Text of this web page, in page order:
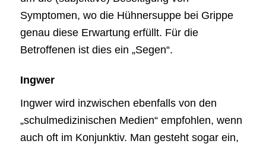
Symptomen, wo die Hühnersuppe bei Grippe
genau diese Erwartung erfüllt. Für die
Betroffenen ist dies ein „Segen“.
Ingwer
Ingwer wird inzwischen ebenfalls von den
„schulmedizinischen Medien“ empfohlen, wenn
auch oft im Konjunktiv. Man gesteht sogar ein,